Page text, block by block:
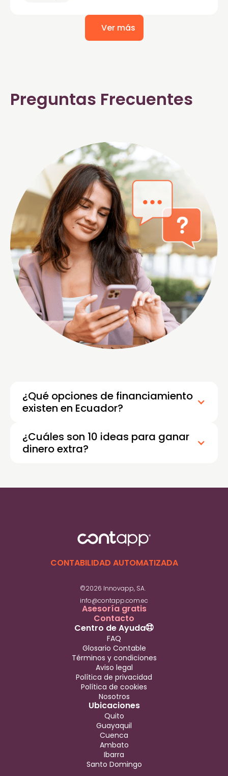
Ver más
Preguntas Frecuentes
¿Qué opciones de financiamiento
existen en Ecuador?
¿Cuáles son 10 ideas para ganar
dinero extra?
CONTABILIDAD AUTOMATIZADA
©2026 Innovapp, SA.
info@contapp.com.ec
Asesoría gratis
Contacto
Ubicaciones
Quito
Guayaquil
Cuenca
Ambato
Ibarra
Santo Domingo
Centro de Ayuda
FAQ
Glosario Contable
Términos y condiciones
Aviso legal
Política de privacidad
Política de cookies
Nosotros